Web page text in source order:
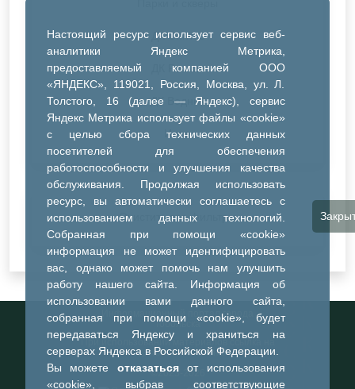
Настоящий ресурс использует сервис веб-
аналитики Яндекс Метрика,
предоставляемый компанией ООО
«ЯНДЕКС», 119021, Россия, Москва, ул. Л.
Толстого, 16 (далее — Яндекс), сервис
Яндекс Метрика использует файлы «cookie»
с целью сбора технических данных
посетителей для обеспечения
работоспособности и улучшения качества
обслуживания. Продолжая использовать
ресурс, вы автоматически соглашаетесь с
использованием данных технологий.
Собранная при помощи «cookie»
информация не может идентифицировать
вас, однако может помочь нам улучшить
работу нашего сайта. Информация об
использовании вами данного сайта,
собранная при помощи «cookie», будет
передаваться Яндексу и храниться на
серверах Яндекса в Российской Федерации.
Вы можете отказатьсяот использования
«cookie», выбрав соответствующие
ДК Синтез
ДК Речник
ДК Водник
Иное
Очистить все фильтры
Информационный портал города
Тобольска
При использовании материалов ссылка на
портал обязательна
©2023-2026